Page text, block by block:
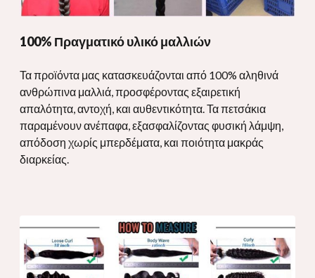
100% Πραγματικό υλικό μαλλιών
Τα προϊόντα μας κατασκευάζονται από 100% αληθινά
ανθρώπινα μαλλιά, προσφέροντας εξαιρετική
απαλότητα, αντοχή, και αυθεντικότητα. Τα πετσάκια
παραμένουν ανέπαφα, εξασφαλίζοντας φυσική λάμψη,
απόδοση χωρίς μπερδέματα, και ποιότητα μακράς
διαρκείας.